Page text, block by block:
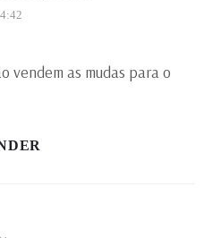
vendem as mudas para o